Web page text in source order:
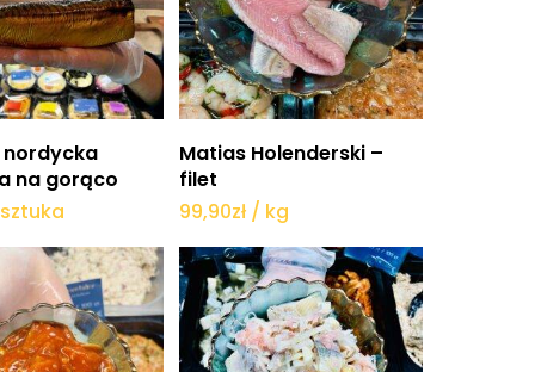
do koszyka
nordycka
na gorąco
Dodaj do koszyka
Matias Holenderski –
filet
99,90zł / kg